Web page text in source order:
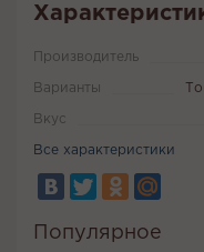
Производитель
Варианты
Вкус
Все характеристики
Популярное